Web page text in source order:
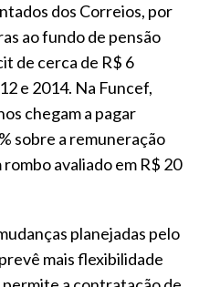
dos Correios, por
ao fundo de pensão
de cerca de R$ 6
e 2014. Na Funcef,
chegam a pagar
sobre a remuneração
avaliado em R$ 20
planejadas pelo
mais flexibilidade